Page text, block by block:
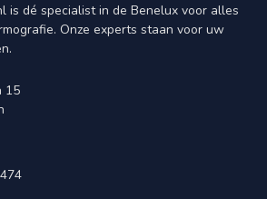
is dé specialist in de Benelux voor alles
Onze experts staan voor uw
15